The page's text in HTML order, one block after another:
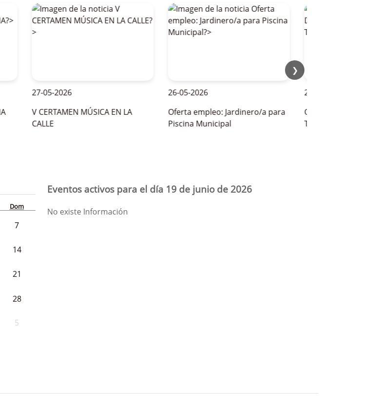
❯
27-05-2026
V CERTAMEN MÚSICA EN LA
CALLE
26-05-2026
Oferta empleo: Jardinero/a para
Piscina Municipal
28-05-2026
OFERTAS DE EMPLEO
TEMPORADA DE
Dom
7
14
21
28
5
Eventos activos para el día 19 de junio de 2026
No existe Información